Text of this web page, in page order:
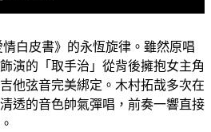
白皮書》的永恆旋律。雖然原唱
演的「取手治」從背後擁抱女主角
他弦音完美綁定。木村拓哉多次在
透的音色帥氣彈唱，前奏一響直接